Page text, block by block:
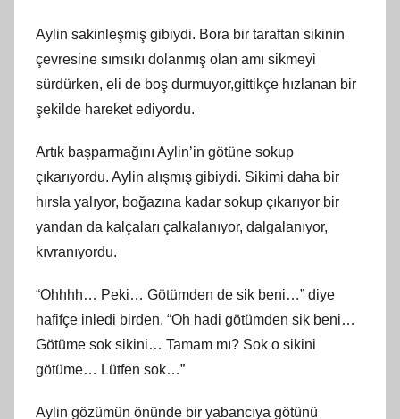
Aylin sakinleşmiş gibiydi. Bora bir taraftan sikinin
çevresine sımsıkı dolanmış olan amı sikmeyi
sürdürken, eli de boş durmuyor,gittikçe hızlanan bir
şekilde hareket ediyordu.
Artık başparmağını Aylin’in götüne sokup
çıkarıyordu. Aylin alışmış gibiydi. Sikimi daha bir
hırsla yalıyor, boğazına kadar sokup çıkarıyor bir
yandan da kalçaları çalkalanıyor, dalgalanıyor,
kıvranıyordu.
“Ohhhh… Peki… Götümden de sik beni…” diye
hafifçe inledi birden. “Oh hadi götümden sik beni…
Götüme sok sikini… Tamam mı? Sok o sikini
götüme… Lütfen sok…”
Aylin gözümün önünde bir yabancıya götünü